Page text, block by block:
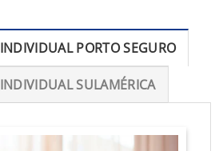
PORTO SEGURO
SULAMÉRICA